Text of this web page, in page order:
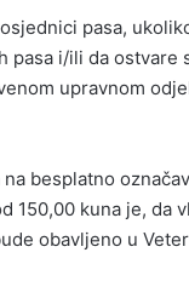
pasa,
pasa i/ili da
upravnom
besplatno
150,00 kuna je, da
obavljeno u